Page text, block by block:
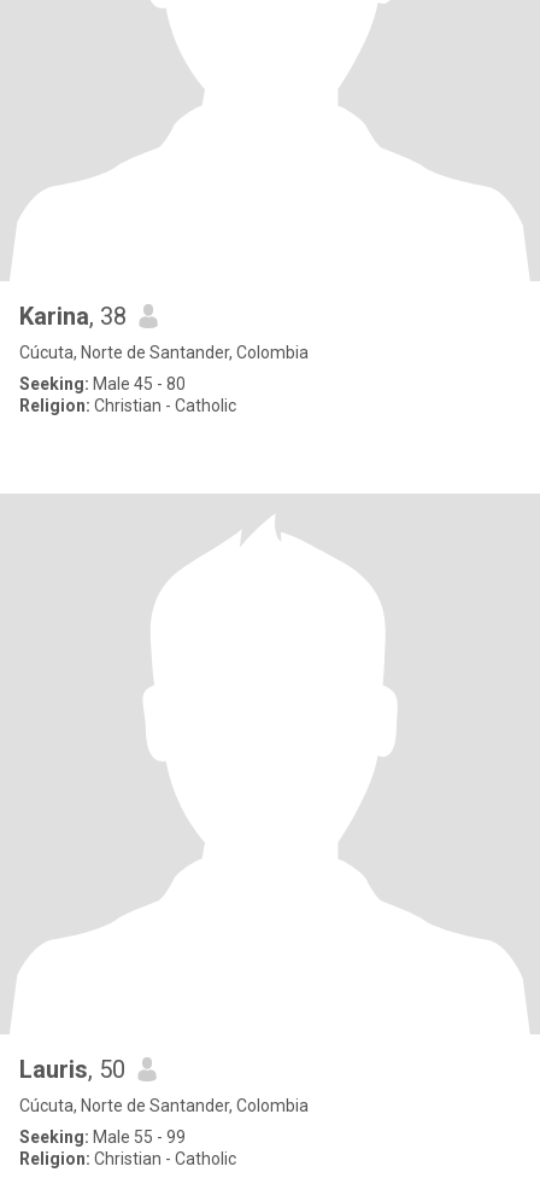
Karina, 38
Cúcuta, Norte de Santander, Colombia
Seeking: Male 45 - 80
Religion: Christian - Catholic
Lauris, 50
Cúcuta, Norte de Santander, Colombia
Seeking: Male 55 - 99
Religion: Christian - Catholic